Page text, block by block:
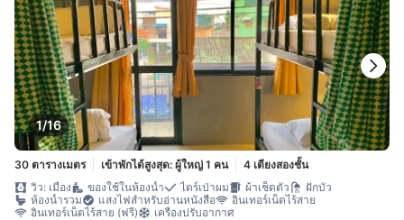
1/16
30 ตารางเมตร เข้าพักได้สูงสุด: ผู้ใหญ่ 1 คน
4 เตียงสองชั้น
วิว: เมือง
ของใช้ในห้องน้ำ ไดร์เป่าผม ผ้าเช็ดตัว
ฝักบัว
ห้องน้ำรวม
แสงไฟสำหรับอ่านหนังสือ
อินเทอร์เน็ตไร้สาย
อินเทอร์เน็ตไร้สาย (ฟรี)
เครื่องปรับอากาศ